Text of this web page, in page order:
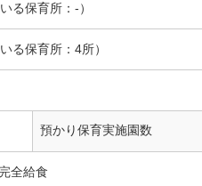
る保育所：-）
る保育所：4所）
預かり保育実施園数
全給食